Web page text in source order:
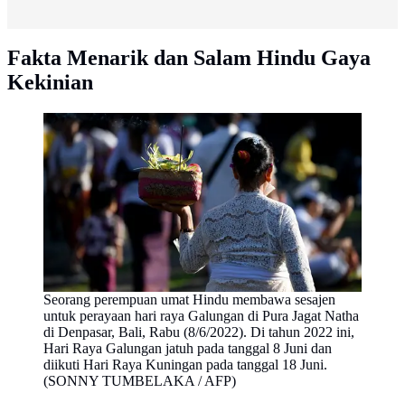
Fakta Menarik dan Salam Hindu Gaya
Kekinian
Seorang perempuan umat Hindu membawa sesajen
untuk perayaan hari raya Galungan di Pura Jagat Natha
di Denpasar, Bali, Rabu (8/6/2022). Di tahun 2022 ini,
Hari Raya Galungan jatuh pada tanggal 8 Juni dan
diikuti Hari Raya Kuningan pada tanggal 18 Juni.
(SONNY TUMBELAKA / AFP)